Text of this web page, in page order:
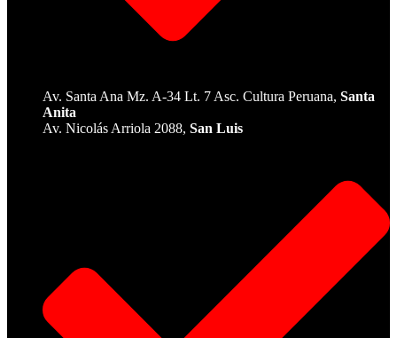
Av. Santa Ana Mz. A-34 Lt. 7 Asc. Cultura Peruana, Santa
Anita
Av. Nicolás Arriola 2088, San Luis